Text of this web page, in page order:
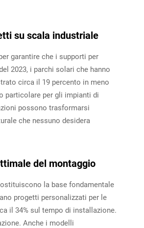
su scala industriale
garantire che i supporti per
2023, i parchi solari che hanno
circa il 19 percento in meno
particolare per gli impianti di
possono trasformarsi
che nessuno desidera
del montaggio
la base fondamentale
progetti personalizzati per le
il 34% sul tempo di installazione.
Anche i modelli